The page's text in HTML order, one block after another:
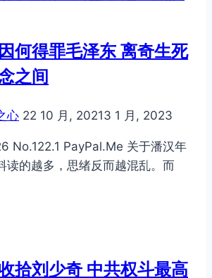
何得罪毛泽东 离奇生死
之间
心 22 10 月, 20213 1 月, 2023
No.122.1 PayPal.Me 关于潘汉年
读的越多，思绪反而越混乱。而
拾刘少奇 中共权斗最高